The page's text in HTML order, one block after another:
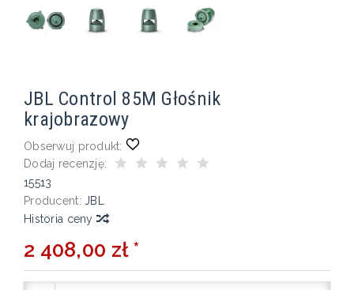
JBL Control 85M Głośnik
krajobrazowy
Obserwuj produkt:
Dodaj recenzję:
15513
Producent: JBL
Historia ceny
2 408,00 zł *